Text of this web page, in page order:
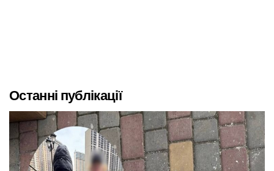
Останні публікації